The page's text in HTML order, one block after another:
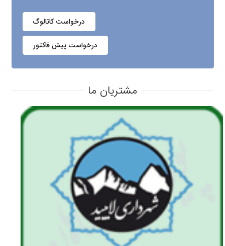
درخواست کاتالوگ
درخواست پیش فاکتور
مشتریان ما